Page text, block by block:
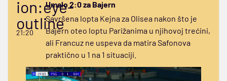
ion:eye-
outline
21:20
Umalo 2:0 za Bajern
Savršena lopta Kejna za Olisea nakon što je
Bajern oteo loptu Parižanima u njihovoj trećini,
ali Francuz ne uspeva da matira Safonova
praktično u 1 na 1 situaciji.